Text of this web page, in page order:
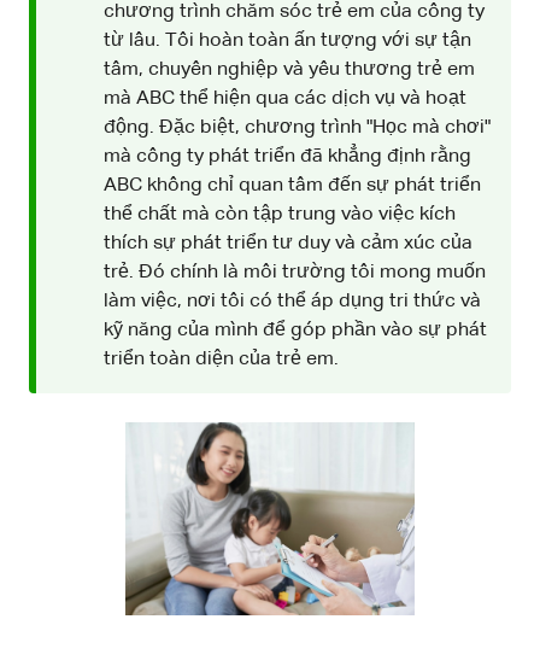
chương trình chăm sóc trẻ em của công ty
từ lâu. Tôi hoàn toàn ấn tượng với sự tận
tâm, chuyên nghiệp và yêu thương trẻ em
mà ABC thể hiện qua các dịch vụ và hoạt
động. Đặc biệt, chương trình "Học mà chơi"
mà công ty phát triển đã khẳng định rằng
ABC không chỉ quan tâm đến sự phát triển
thể chất mà còn tập trung vào việc kích
thích sự phát triển tư duy và cảm xúc của
trẻ. Đó chính là môi trường tôi mong muốn
làm việc, nơi tôi có thể áp dụng tri thức và
kỹ năng của mình để góp phần vào sự phát
triển toàn diện của trẻ em.